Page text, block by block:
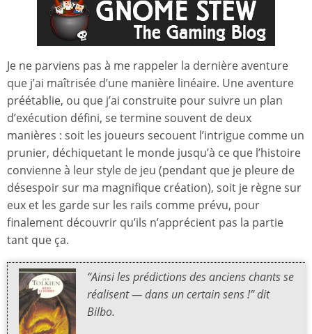
Je ne parviens pas à me rappeler la dernière aventure
que j’ai maîtrisée d’une manière linéaire. Une aventure
préétablie, ou que j’ai construite pour suivre un plan
d’exécution défini, se termine souvent de deux
manières : soit les joueurs secouent l’intrigue comme un
prunier, déchiquetant le monde jusqu’à ce que l’histoire
convienne à leur style de jeu (pendant que je pleure de
désespoir sur ma magnifique création), soit je règne sur
eux et les garde sur les rails comme prévu, pour
finalement découvrir qu’ils n’apprécient pas la partie
tant que ça.
“Ainsi les prédictions des anciens chants se
réalisent — dans un certain sens !” dit
Bilbo.